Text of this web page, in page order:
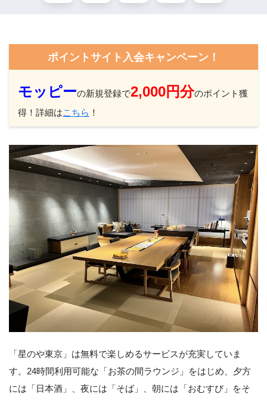
ポイントサイト入会キャンペーン！
モッピーの新規登録で2,000円分のポイント獲
得！詳細はこちら ！
「星のや東京」は無料で楽しめるサービスが充実していま
す。24時間利用可能な「お茶の間ラウンジ」をはじめ、夕方
には「日本酒」、夜には「そば」、朝には「おむすび」をそ